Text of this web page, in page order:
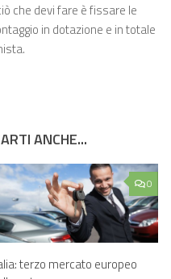
che devi fare è fissare le
in dotazione e in totale
ANCHE...
0
terzo mercato europeo